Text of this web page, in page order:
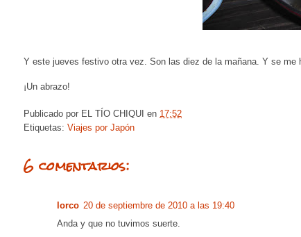
Y este jueves festivo otra vez. Son las diez de la mañana. Y se
¡Un abrazo!
Publicado por EL TÍO CHIQUI en 17:52
Etiquetas: Viajes por Japón
6 comentarios:
lorco 20 de septiembre de 2010 a las 19:40
Anda y que no tuvimos suerte.